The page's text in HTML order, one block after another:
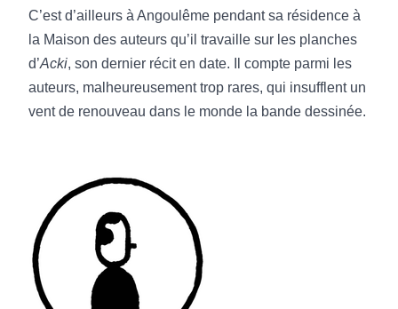
expérimentation constante, cherchant
perpétuellement à donner corps à l’évocation
des pensées et souvenirs dans un absurde
drôle toujours charrié par une humanité
forte. » Liam Debruel,Culturaddict
C’est d’ailleurs à Angoulême pendant sa résidence à
la Maison des auteurs qu’il travaille sur les planches
d’Acki, son dernier récit en date. Il compte parmi les
auteurs, malheureusement trop rares, qui insufflent un
vent de renouveau dans le monde la bande dessinée.